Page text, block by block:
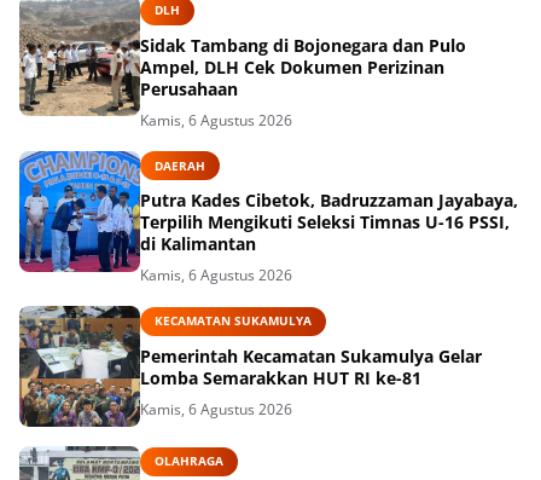
DLH
Sidak Tambang di Bojonegara dan Pulo
Ampel, DLH Cek Dokumen Perizinan
Perusahaan
Kamis, 6 Agustus 2026
DAERAH
Putra Kades Cibetok, Badruzzaman Jayabaya,
Terpilih Mengikuti Seleksi Timnas U-16 PSSI,
di Kalimantan
Kamis, 6 Agustus 2026
KECAMATAN SUKAMULYA
Pemerintah Kecamatan Sukamulya Gelar
Lomba Semarakkan HUT RI ke-81
Kamis, 6 Agustus 2026
OLAHRAGA